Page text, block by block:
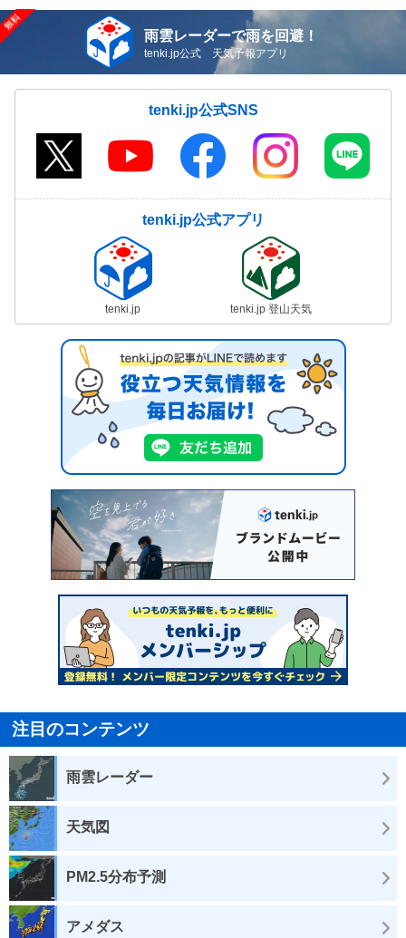
雨雲レーダーで雨を回避！
tenki.jp公式 天気予報アプリ
tenki.jp公式SNS
tenki.jp公式アプリ
tenki.jp tenki.jp 登山天気
注目のコンテンツ
雨雲レーダー
天気図
PM2.5分布予測
アメダス